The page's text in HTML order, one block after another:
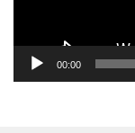
00:00